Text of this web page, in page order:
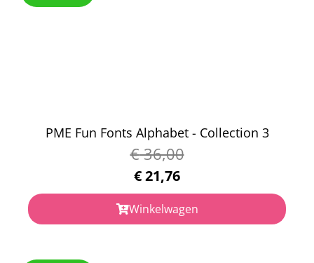
PME Fun Fonts Alphabet - Collection 3
€36,00
€21,76
Winkelwagen